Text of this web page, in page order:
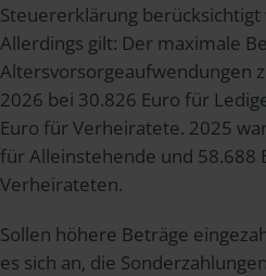
Steuererklärung berücksichtigt
Allerdings gilt: Der maximale
Altersvorsorgeaufwendungen
2026 bei 30.826 Euro für
Euro für Verheiratete. 2025
für Alleinstehende und 58.688
Verheirateten.
Sollen höhere Beträge
es sich an, die